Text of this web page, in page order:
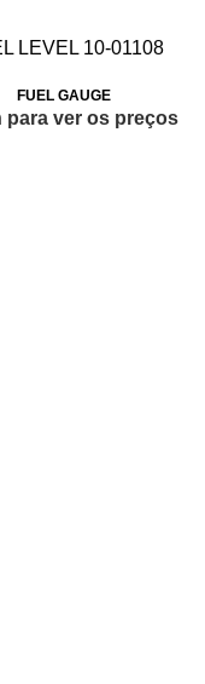
LEVEL 10-01108
FUEL GAUGE
para ver os preços